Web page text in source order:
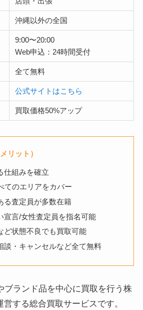
沖縄以外の全国
9:00〜20:00
Web申込：24時間受付
全て無料
公式サイトはこちら
買取価格50%アップ
リット）
仕組みを確立
てのエリアをカバー
る査定員が多数在籍
宣言/女性査定員を指名可能
ど状態不良でも買取可能
談・キャンセルなど全て無料
ブランド品を中心に買取を行う株
する総合買取サービスです。